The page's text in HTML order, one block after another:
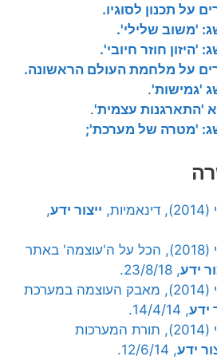
על תכנון לסוגיו.
'משוב שלילי'.
חוזר חיובי'.
על מלחמת העולם הראשונה.
'גמישות'.
'התארגנות עצמית'.
'מטרה של מערכת';
ייצור ידע,
פנחס יחזקאלי (2018), הכל על ה'עוצמה' באתר
ידע, 23/8/18.
פנחס יחזקאלי (2014), מאבק העוצמה במערכת
ידע, 14/4/14.
פנחס יחזקאלי (2014), תורת המערכות
ידע, 12/6/14.